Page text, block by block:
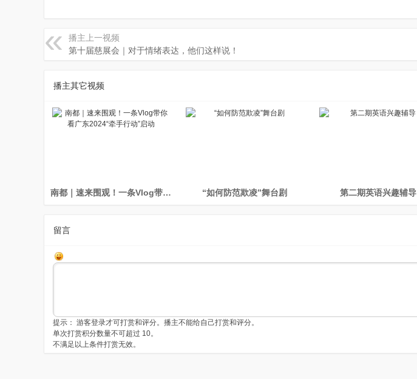
播主上一视频
第十届慈展会｜对于情绪表达，他们这样说！
播主其它视频
南都｜速来围观！一条Vlog带你看广东2024“牵手行动”启动 “如何防范欺凌”舞台剧 第二期英语兴趣辅导
留言
提示： 游客登录才可打赏和评分。播主不能给自己打赏和评分。
单次打赏积分数量不可超过 10。
不满足以上条件打赏无效。